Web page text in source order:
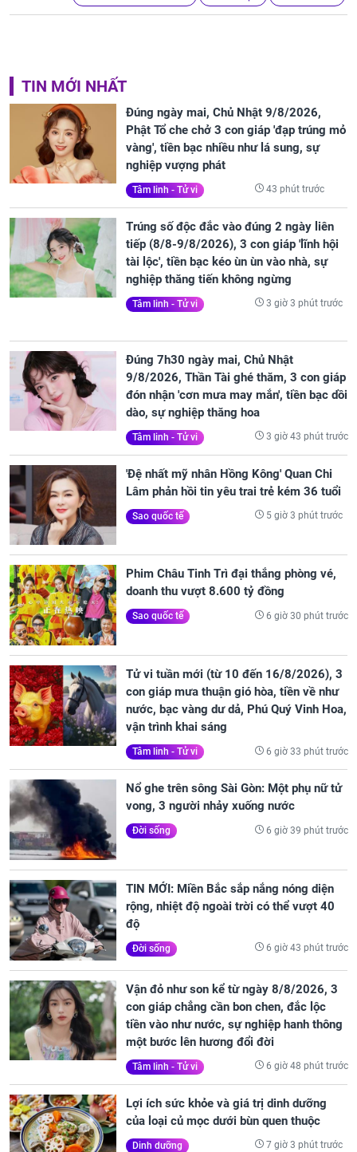
TIN MỚI NHẤT
Đúng ngày mai, Chủ Nhật 9/8/2026,
Phật Tổ che chở 3 con giáp 'đạp trúng mỏ
vàng', tiền bạc nhiều như lá sung, sự
nghiệp vượng phát
Tâm linh - Tử vi 43 phút trước
Trúng số độc đắc vào đúng 2 ngày liên
tiếp (8/8-9/8/2026), 3 con giáp 'lĩnh hội
tài lộc', tiền bạc kéo ùn ùn vào nhà, sự
nghiệp thăng tiến không ngừng
Tâm linh - Tử vi 3 giờ 3 phút trước
Đúng 7h30 ngày mai, Chủ Nhật
9/8/2026, Thần Tài ghé thăm, 3 con giáp
đón nhận 'cơn mưa may mắn', tiền bạc dồi
dào, sự nghiệp thăng hoa
Tâm linh - Tử vi 3 giờ 43 phút trước
'Đệ nhất mỹ nhân Hồng Kông' Quan Chi
Lâm phản hồi tin yêu trai trẻ kém 36 tuổi
Sao quốc tế 5 giờ 3 phút trước
Phim Châu Tinh Trì đại thắng phòng vé,
doanh thu vượt 8.600 tỷ đồng
Sao quốc tế 6 giờ 30 phút trước
Tử vi tuần mới (từ 10 đến 16/8/2026), 3
con giáp mưa thuận gió hòa, tiền về như
nước, bạc vàng dư dả, Phú Quý Vinh Hoa,
vận trình khai sáng
Tâm linh - Tử vi 6 giờ 33 phút trước
Nổ ghe trên sông Sài Gòn: Một phụ nữ tử
vong, 3 người nhảy xuống nước
Đời sống 6 giờ 39 phút trước
TIN MỚI: Miền Bắc sắp nắng nóng diện
rộng, nhiệt độ ngoài trời có thể vượt 40
độ
Đời sống 6 giờ 43 phút trước
Vận đỏ như son kể từ ngày 8/8/2026, 3
con giáp chẳng cần bon chen, đắc lộc
tiền vào như nước, sự nghiệp hanh thông
một bước lên hương đổi đời
Tâm linh - Tử vi 6 giờ 48 phút trước
Lợi ích sức khỏe và giá trị dinh dưỡng
của loại củ mọc dưới bùn quen thuộc
Dinh dưỡng 7 giờ 3 phút trước